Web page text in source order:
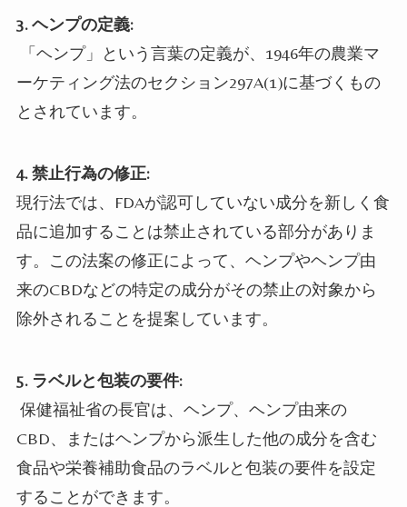
3.ヘンプの定義:
「ヘンプ」という言葉の定義が、1946年の農業マ
ーケティング法のセクション297A(1)に基づくもの
とされています。
4.禁止行為の修正:
現行法では、FDAが認可していない成分を新しく食
品に追加することは禁止されている部分がありま
す。この法案の修正によって、ヘンプやヘンプ由
来のCBDなどの特定の成分がその禁止の対象から
除外されることを提案しています。
5. ラベルと包装の要件:
保健福祉省の長官は、ヘンプ、ヘンプ由来の
CBD、またはヘンプから派生した他の成分を含む
食品や栄養補助食品のラベルと包装の要件を設定
することができます。